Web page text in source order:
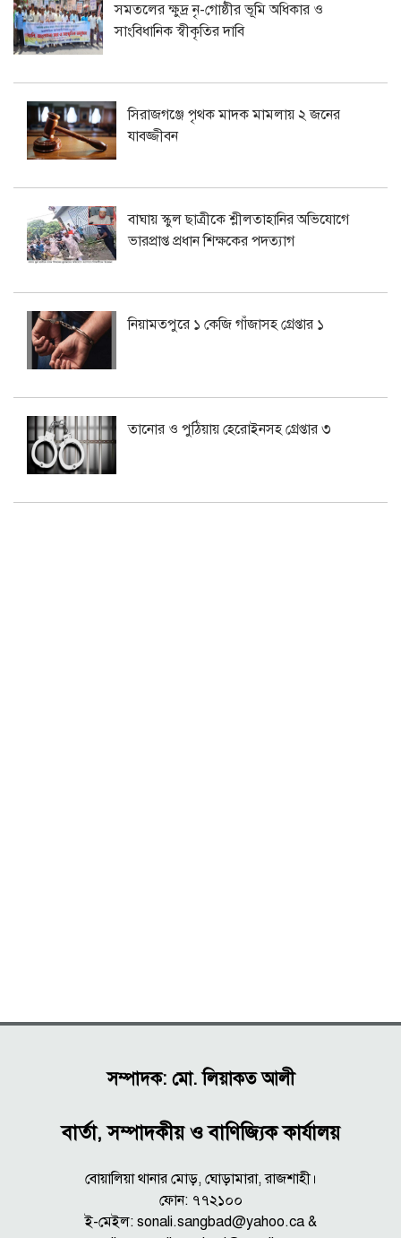
সমতলের ক্ষুদ্র নৃ-গোষ্ঠীর ভূমি অধিকার ও
সাংবিধানিক স্বীকৃতির দাবি
সিরাজগঞ্জে পৃথক মাদক মামলায় ২ জনের
যাবজ্জীবন
বাঘায় স্কুল ছাত্রীকে শ্লীলতাহানির অভিযোগে
ভারপ্রাপ্ত প্রধান শিক্ষকের পদত্যাগ
নিয়ামতপুরে ১ কেজি গাঁজাসহ গ্রেপ্তার ১
তানোর ও পুঠিয়ায় হেরোইনসহ গ্রেপ্তার ৩
সম্পাদক: মো. লিয়াকত আলী
বার্তা, সম্পাদকীয় ও বাণিজ্যিক কার্যালয়
বোয়ালিয়া থানার মোড়, ঘোড়ামারা, রাজশাহী।
ফোন: ৭৭২১০০
ই-মেইল: sonali.sangbad@yahoo.ca &